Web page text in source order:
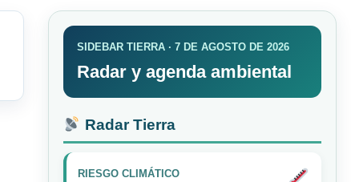
SIDEBAR TIERRA · 7 DE AGOSTO DE 2026
Radar y agenda ambiental
Radar Tierra
RIESGO CLIMÁTICO